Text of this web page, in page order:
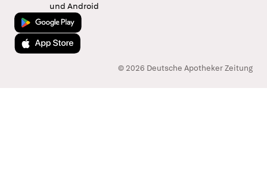
und Android
Jetzt bei Google Play
Laden im App Store
© 2026 Deutsche Apotheker Zeitung